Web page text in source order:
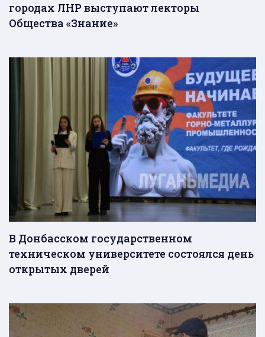
городах ЛНР выступают лекторы
Общества «Знание»
В Донбасском государственном
техническом университете состоялся день
открытых дверей